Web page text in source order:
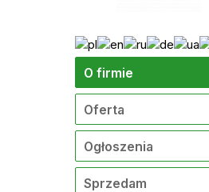
O firmie
Oferta
Ogłoszenia
Sprzedam